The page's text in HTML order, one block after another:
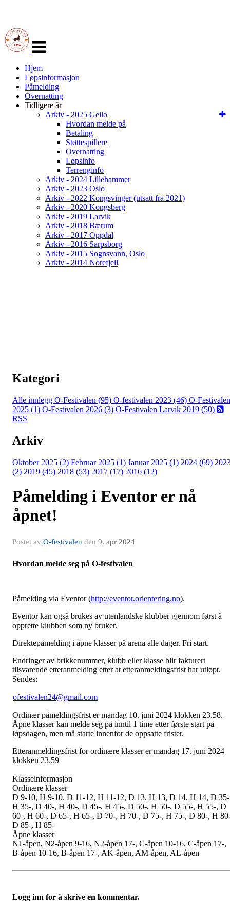
navigasjon
Hjem
Løpsinformasjon
Påmelding
Overnatting
Tidligere år
Arkiv - 2025 Geilo
Hvordan melde på
Betaling
Støttespillere
Overnatting
Løpsinfo
Terrenginfo
Arkiv - 2024 Lillehammer
Arkiv - 2023 Oslo
Arkiv - 2022 Kongsvinger (utsatt fra 2021)
Arkiv - 2020 Kongsberg
Arkiv - 2019 Larvik
Arkiv - 2018 Bærum
Arkiv - 2017 Oppdal
Arkiv - 2016 Sarpsborg
Arkiv - 2015 Sognsvann, Oslo
Arkiv - 2014 Norefjell
Kategori
Alle innlegg O-Festivalen (95) O-festivalen 2023 (46) O-Festivalen
2025 (1) O-Festivalen 2026 (3) O-Festivalen Larvik 2019 (50)
RSS
Arkiv
Oktober 2025 (2) Februar 2025 (1) Januar 2025 (1) 2024 (69)
(2) 2019 (45) 2018 (53) 2017 (17) 2016 (12)
Påmelding i Eventor er nå
åpnet!
Postet av O-festivalen den 9. apr 2024
Hvordan melde seg på O-festivalen
Påmelding via Eventor (http://eventor.orientering.no).
Eventor kan også brukes av utenlandske klubber gjennom først å
opprette klubben som ny bruker.
Direktepåmelding i åpne klasser på arena alle dager. Fri start.
Endringer av brikkenummer, klubb eller klasse blir fakturert
tilsvarende etteranmelding etter at etteranmeldingsfrist har utløpt.
Sendes:
ofestivalen24@gmail.com
Ordinær påmeldingsfrist er mandag 10. juni 2024 klokken 23.58.
Åpne klasser kan melde seg på inntil 1 time etter første start på
løpsdagen, men må starte innenfor de oppsatte frister.
Etteranmeldingsfrist for ordinære klasser er mandag 17. juni 2024
klokken 23.59
Klasseinformasjon
Ordinære klasser
D 9-10, H 9-10, D 11-12, H 11-12, D 13, H 13, D 14, H 14, D
H 35-, D 40-, H 40-, D 45-, H 45-, D 50-, H 50-, D 55-, H 55-, D
60-, H 60-, D 65-, H 65-, D 70-, H 70-, D 75-, H 75-, D 80-, H
D 85-, H 85-
Åpne klasser
N1-åpen, N2-åpen 9-16, N2-åpen 17-, C-åpen 10-16, C-åpen 17-,
B-åpen 10-16, B-åpen 17-, AK-åpen, AM-åpen, AL-åpen
Logg inn for å skrive en kommentar.